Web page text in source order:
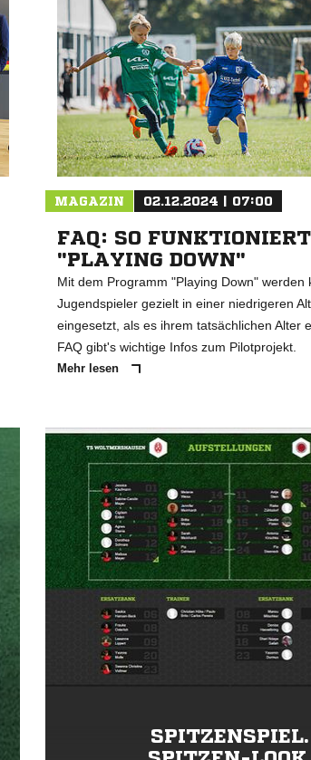
MAGAZIN 02.12.2024 | 07:00
FAQ: SO FUNKTIONIERT
"PLAYING DOWN"
Mit dem Programm "Playing Down" werden
Jugendspieler gezielt in einer niedrigeren
eingesetzt, als es ihrem tatsächlichen Alter
FAQ gibt's wichtige Infos zum Pilotprojekt.
Mehr lesen
SPITZENSPIEL.